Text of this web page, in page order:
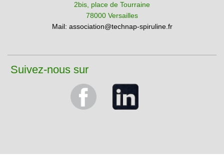
2bis, place de Tourraine
78000 Versailles
Mail: association@technap-spiruline.fr
Suivez-nous sur